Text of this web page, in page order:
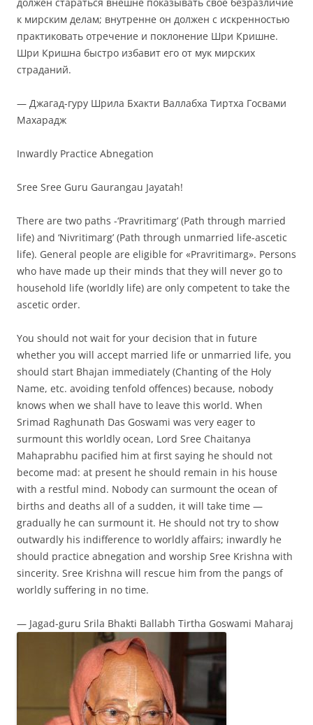
должен стараться внешне показывать свое безразличие
к мирским делам; внутренне он должен с искренностью
практиковать отречение и поклонение Шри Кришне.
Шри Кришна быстро избавит его от мук мирских
страданий.
— Джагад-гуру Шрила Бхакти Валлабха Тиртха Госвами
Махарадж
Inwardly Practice Abnegation
Sree Sree Guru Gaurangau Jayatah!
There are two paths -‘Pravritimarg’ (Path through married
life) and ‘Nivritimarg’ (Path through unmarried life-ascetic
life). General people are eligible for «Pravritimarg». Persons
who have made up their minds that they will never go to
household life (worldly life) are only competent to take the
ascetic order.
You should not wait for your decision that in future
whether you will accept married life or unmarried life, you
should start Bhajan immediately (Chanting of the Holy
Name, etc. avoiding tenfold offences) because, nobody
knows when we shall have to leave this world. When
Srimad Raghunath Das Goswami was very eager to
surmount this worldly ocean, Lord Sree Chaitanya
Mahaprabhu pacified him at first saying he should not
become mad: at present he should remain in his house
with a restful mind. Nobody can surmount the ocean of
births and deaths all of a sudden, it will take time —
gradually he can surmount it. He should not try to show
outwardly his indifference to worldly affairs; inwardly he
should practice abnegation and worship Sree Krishna with
sincerity. Sree Krishna will rescue him from the pangs of
worldly suffering in no time.
— Jagad-guru Srila Bhakti Ballabh Tirtha Goswami Maharaj